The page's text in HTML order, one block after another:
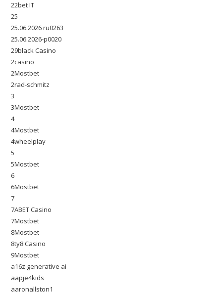
22bet IT
25
25.06.2026 ru0263
25.06.2026-p0020
29black Casino
2casino
2Mostbet
2rad-schmitz
3
3Mostbet
4
4Mostbet
4wheelplay
5
5Mostbet
6
6Mostbet
7
7ABET Casino
7Mostbet
8Mostbet
8ty8 Casino
9Mostbet
a16z generative ai
aapje4kids
aaronallston1